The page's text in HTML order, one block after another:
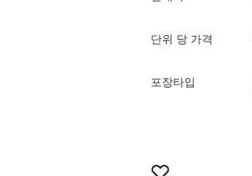
단위 당 가격
포장타입